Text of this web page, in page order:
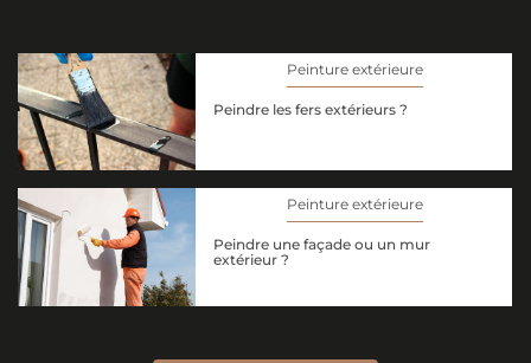
Peinture extérieure
Peindre les fers extérieurs ?
Peinture extérieure
Peindre une façade ou un mur
extérieur ?